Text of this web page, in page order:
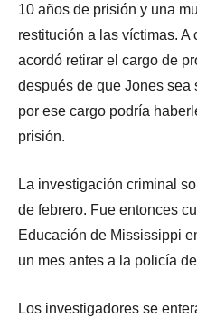
10 años de prisión y una
restitución a las víctimas. A
acordó retirar el cargo de
después de que Jones
por ese cargo podría
prisión.
La investigación criminal
de febrero. Fue entonces
Educación de Mississippi
un mes antes a la policía
Los investigadores se